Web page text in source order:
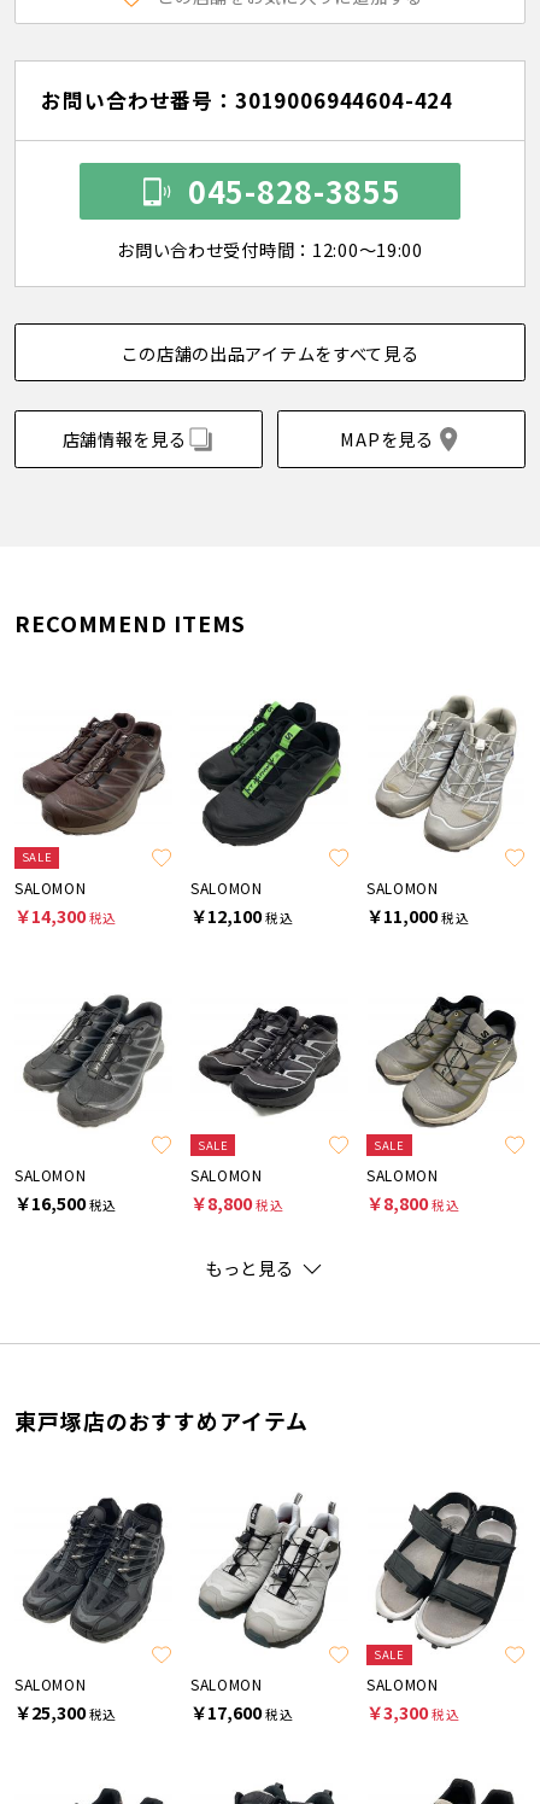
お問い合わせ番号：3019006944604-424
045-828-3855
お問い合わせ受付時間：12:00～19:00
この店舗の出品アイテムをすべて見る
店舗情報を見る MAPを見る
RECOMMEND ITEMS
SALE
SALOMON
￥14,300税込
SALOMON
￥12,100税込
SALOMON
￥11,000税込
SALOMON
￥16,500税込
SALE
SALOMON
￥8,800税込
SALE
SALOMON
￥8,800税込
もっと見る
東戸塚店のおすすめアイテム
SALOMON
￥25,300税込
SALOMON
￥17,600税込
SALE
SALOMON
￥3,300税込